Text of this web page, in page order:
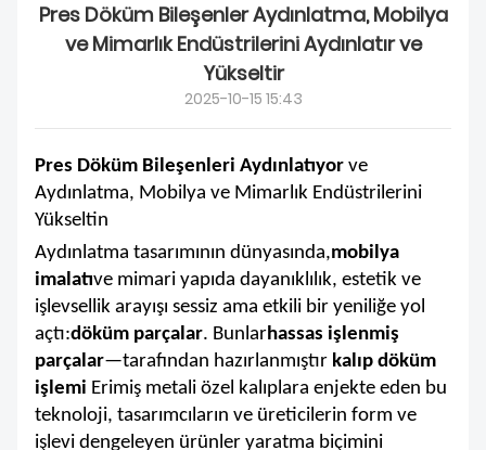
HABER
FABRIKA GÖSTERISI
BIZIMLE ILETIŞIME GEÇIN
HAKKIMIZDA
Pres Döküm Bileşenler Aydınlatma, Mobilya
ve Mimarlık Endüstrilerini Aydınlatır ve
Yükseltir
2025-10-15 15:43
Pres Döküm Bileşenleri Aydınlatıyor ve
Aydınlatma, Mobilya ve Mimarlık Endüstrilerini
Yükseltin
Aydınlatma tasarımının dünyasında,mobilya
imalatıve mimari yapıda dayanıklılık, estetik ve
işlevsellik arayışı sessiz ama etkili bir yeniliğe yol
açtı:döküm parçalar. Bunlarhassas işlenmiş
parçalar—tarafından hazırlanmıştır kalıp döküm
işlemi Erimiş metali özel kalıplara enjekte eden bu
teknoloji, tasarımcıların ve üreticilerin form ve
işlevi dengeleyen ürünler yaratma biçimini